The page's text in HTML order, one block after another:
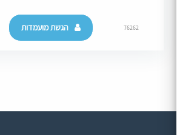
76262 הגשת מועמדות